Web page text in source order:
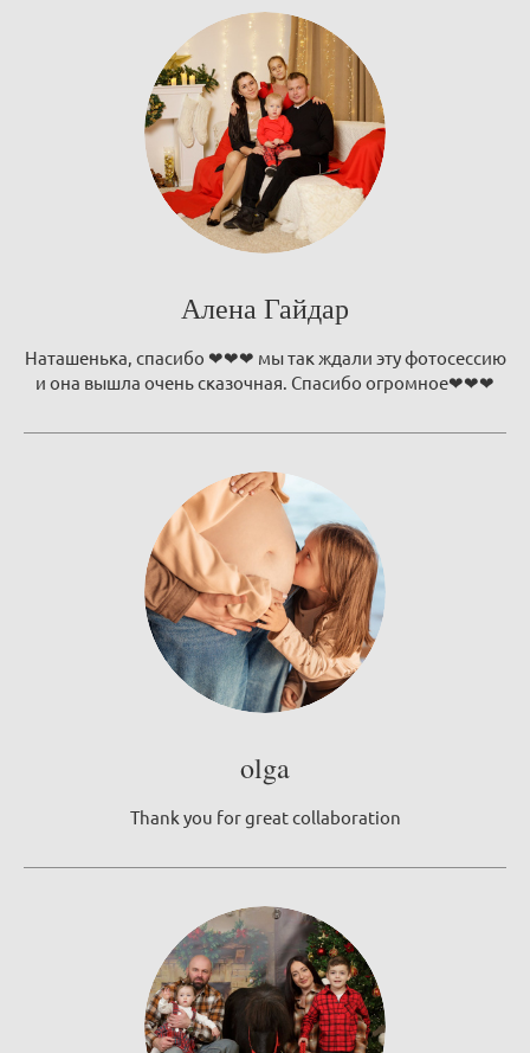
Алена Гайдар
Наташенька, спасибо ❤❤❤ мы так ждали эту фотосессию
и она вышла очень сказочная. Спасибо огромное❤❤❤
olga
Thank you for great collaboration